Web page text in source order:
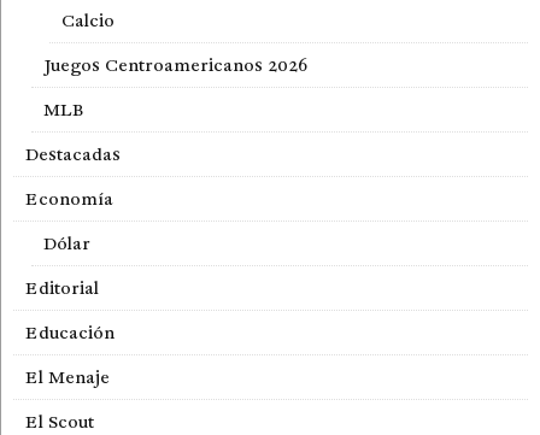
Calcio
Juegos Centroamericanos 2026
MLB
Destacadas
Economía
Dólar
Editorial
Educación
El Menaje
El Scout